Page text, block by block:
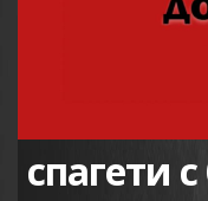
спагети